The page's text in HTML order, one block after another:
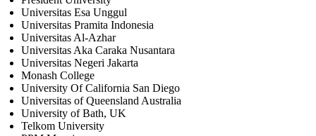
Universitas Esa Unggul
Universitas Pramita Indonesia
Universitas Al-Azhar
Universitas Aka Caraka Nusantara
Universitas Negeri Jakarta
Monash College
University Of California San Diego
Universitas of Queensland Australia
University of Bath, UK
Telkom University